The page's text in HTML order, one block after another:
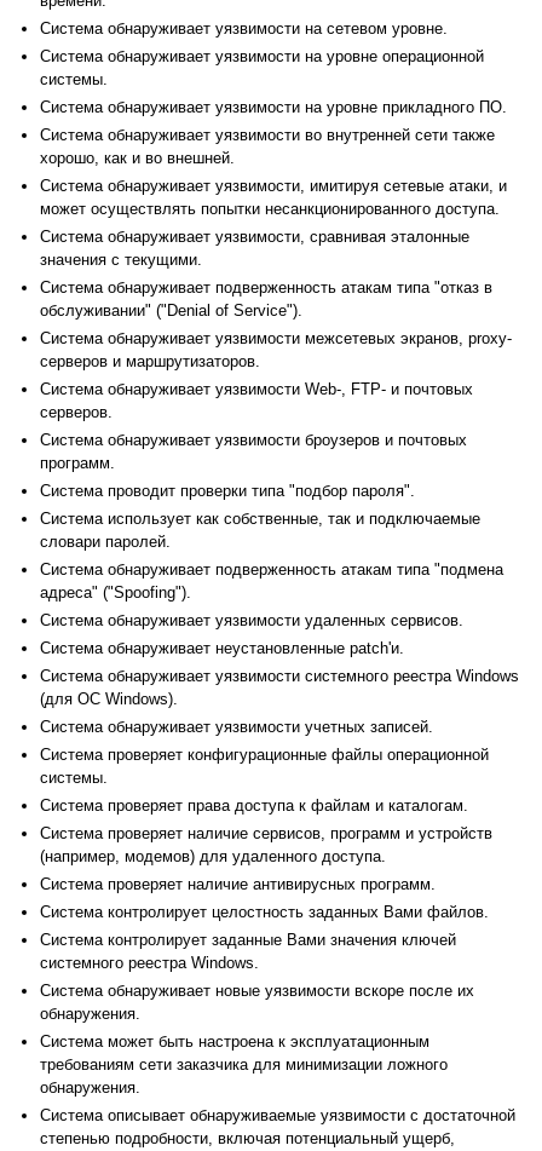
Система обнаруживает уязвимости на сетевом уровне.
Система обнаруживает уязвимости на уровне операционной
системы.
Система обнаруживает уязвимости на уровне прикладного ПО.
Система обнаруживает уязвимости во внутренней сети также
хорошо, как и во внешней.
Система обнаруживает уязвимости, имитируя сетевые атаки, и
может осуществлять попытки несанкционированного доступа.
Система обнаруживает уязвимости, сравнивая эталонные
значения с текущими.
Система обнаруживает подверженность атакам типа "отказ в
обслуживании" ("Denial of Service").
Система обнаруживает уязвимости межсетевых экранов, proxy-
серверов и маршрутизаторов.
Система обнаруживает уязвимости Web-, FTP- и почтовых
серверов.
Система обнаруживает уязвимости броузеров и почтовых
программ.
Система проводит проверки типа "подбор пароля".
Система использует как собственные, так и подключаемые
словари паролей.
Система обнаруживает подверженность атакам типа "подмена
адреса" ("Spoofing").
Система обнаруживает уязвимости удаленных сервисов.
Система обнаруживает неустановленные patch'и.
Система обнаруживает уязвимости системного реестра Windows
(для ОС Windows).
Система обнаруживает уязвимости учетных записей.
Система проверяет конфигурационные файлы операционной
системы.
Система проверяет права доступа к файлам и каталогам.
Система проверяет наличие сервисов, программ и устройств
(например, модемов) для удаленного доступа.
Система проверяет наличие антивирусных программ.
Система контролирует целостность заданных Вами файлов.
Система контролирует заданные Вами значения ключей
системного реестра Windows.
Система обнаруживает новые уязвимости вскоре после их
обнаружения.
Система может быть настроена к эксплуатационным
требованиям сети заказчика для минимизации ложного
обнаружения.
Система описывает обнаруживаемые уязвимости с достаточной
степенью подробности, включая потенциальный ущерб,